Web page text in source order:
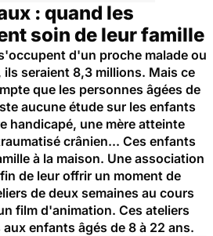
: quand les
soin de leur famille
d'un proche malade ou
ils seraient 8,3 millions. Mais ce
que les personnes âgées de
aucune étude sur les enfants
handicapé, une mère atteinte
crânien... Ces enfants
à la maison. Une association
de leur offrir un moment de
de deux semaines au cours
film d'animation. Ces ateliers
enfants âgés de 8 à 22 ans.